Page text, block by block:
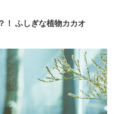
！ ふしぎな植物カカオ